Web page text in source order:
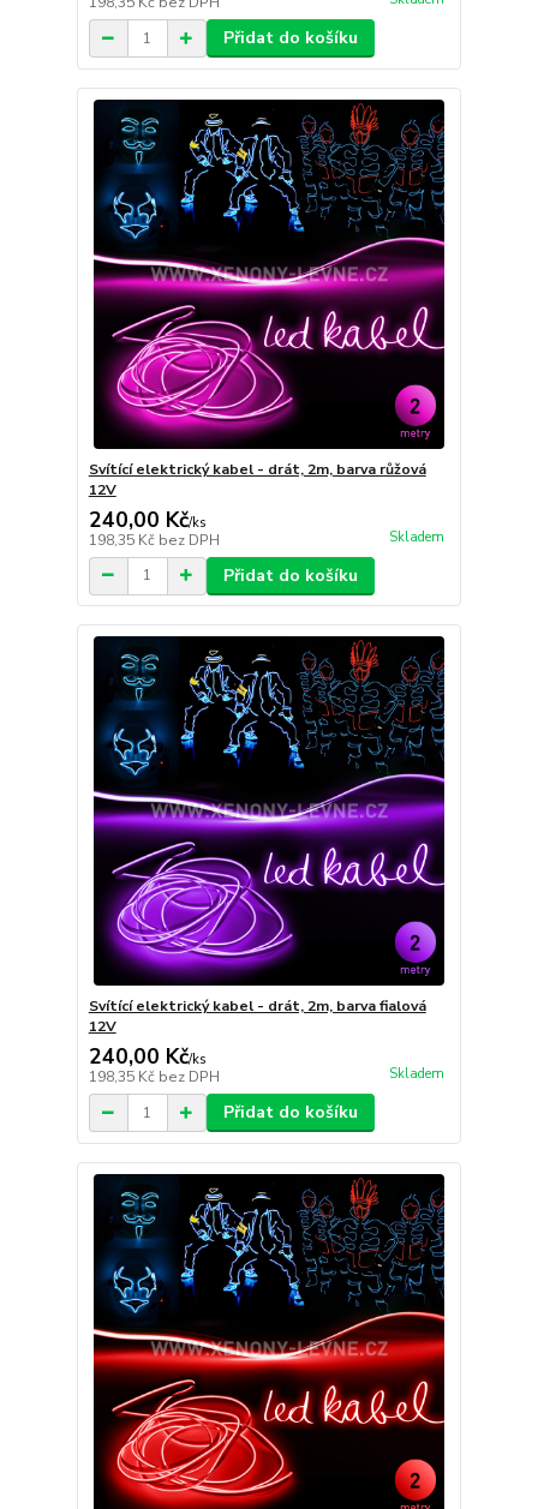
Přidat do košíku
Svítící elektrický kabel - drát, 2m, barva růžová
12V
240,00 Kč/ks
198,35 Kč bez DPH Skladem
Přidat do košíku
Svítící elektrický kabel - drát, 2m, barva fialová
12V
240,00 Kč/ks
198,35 Kč bez DPH Skladem
Přidat do košíku